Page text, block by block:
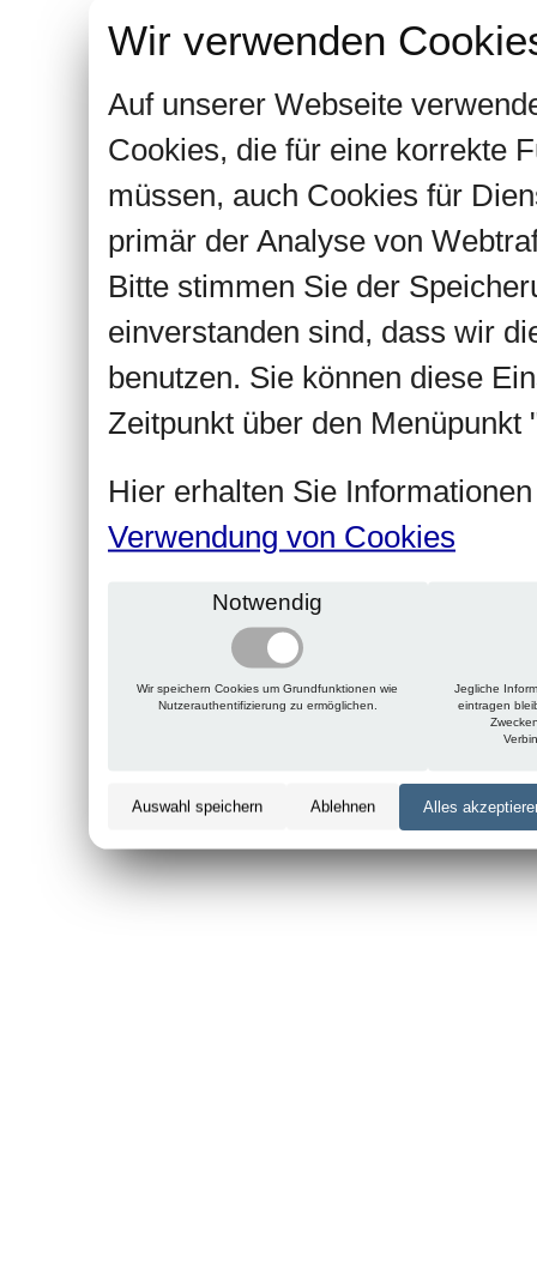
Wir verwenden
Auf unserer Webseite
Cookies, die für eine korrekte
müssen, auch Cookies für
primär der Analyse von
Bitte stimmen Sie der
einverstanden sind, dass wir
benutzen. Sie können diese
Zeitpunkt über den Menüpunkt
Hier erhalten Sie
Verwendung von Cookies
Notwendig
Wir speichern Cookies um Grundfunktionen wie
Nutzerauthentifizierung zu ermöglichen.
Jegliche
eintragen
Auswahl speichern Ablehnen Alles